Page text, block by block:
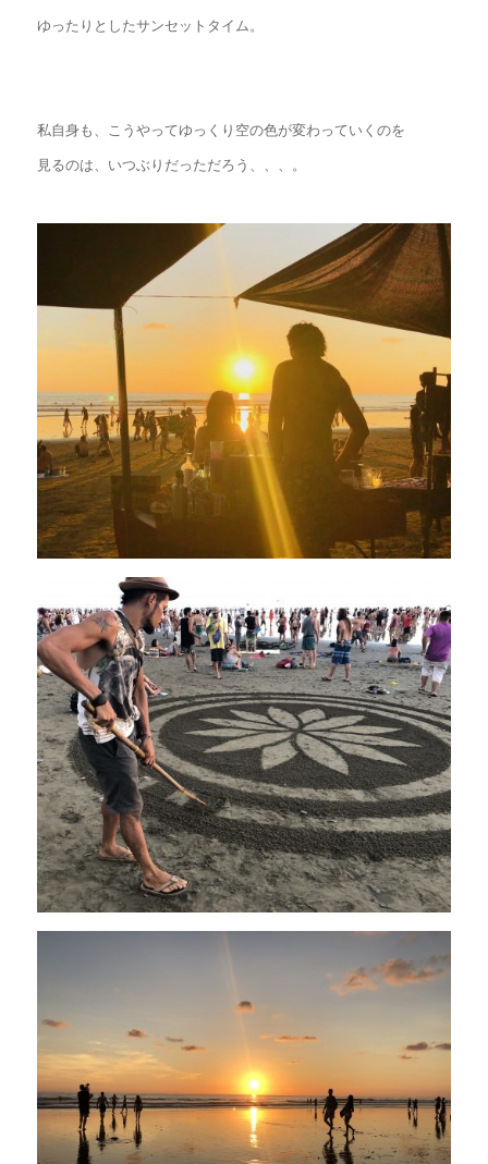
ゆったりとしたサンセットタイム。
私自身も、こうやってゆっくり空の色が変わっていくのを
見るのは、いつぶりだっただろう、、、。